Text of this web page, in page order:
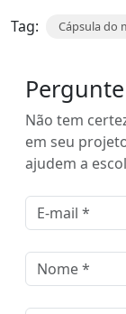
Tag:
Cápsula do
Não tem
em seu
ajudem a